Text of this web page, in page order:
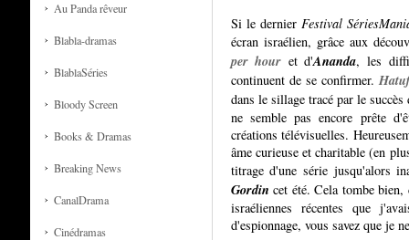
Au Panda rêveur
Blabla-dramas
BlablaSéries
Bloody Screen
Books & Dramas
Breaking News
CanalDrama
Cinédramas
Si le dernier Festival
écran israélien, grâce aux
per hour et d'Ananda, les
continuent de se confirmer.
dans le sillage tracé par le
ne semble pas encore prête
créations télévisuelles.
âme curieuse et charitable (en
titrage d'une série jusqu'alors
Gordin cet été. Cela tombe
israéliennes récentes que
d'espionnage, vous savez que je